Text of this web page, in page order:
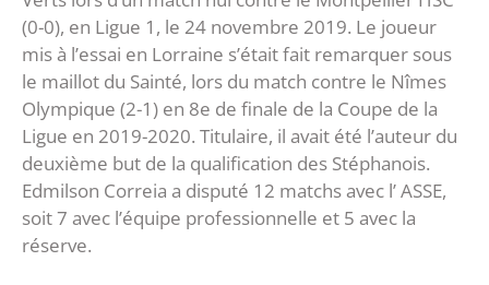
(0-0), en Ligue 1, le 24 novembre 2019. Le joueur
mis à l’essai en Lorraine s’était fait remarquer sous
le maillot du Sainté, lors du match contre le Nîmes
Olympique (2-1) en 8e de finale de la Coupe de la
Ligue en 2019-2020. Titulaire, il avait été l’auteur du
deuxième but de la qualification des Stéphanois.
Edmilson Correia a disputé 12 matchs avec l’ ASSE,
soit 7 avec l’équipe professionnelle et 5 avec la
réserve.